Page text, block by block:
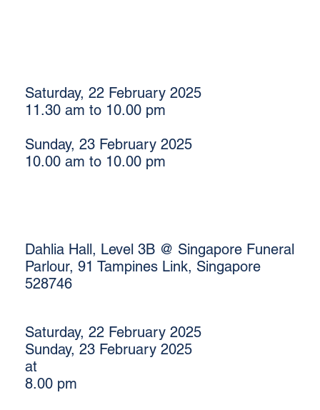
Saturday, 22 February 2025
11.30 am to 10.00 pm
Sunday, 23 February 2025
10.00 am to 10.00 pm
Dahlia Hall, Level 3B @ Singapore Funeral
Parlour, 91 Tampines Link, Singapore
528746
Saturday, 22 February 2025
Sunday, 23 February 2025
at
8.00 pm